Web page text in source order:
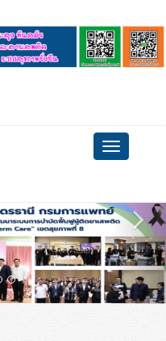
Toggle
navigation